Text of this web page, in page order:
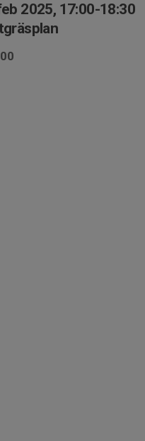
2025, 17:00-18:30